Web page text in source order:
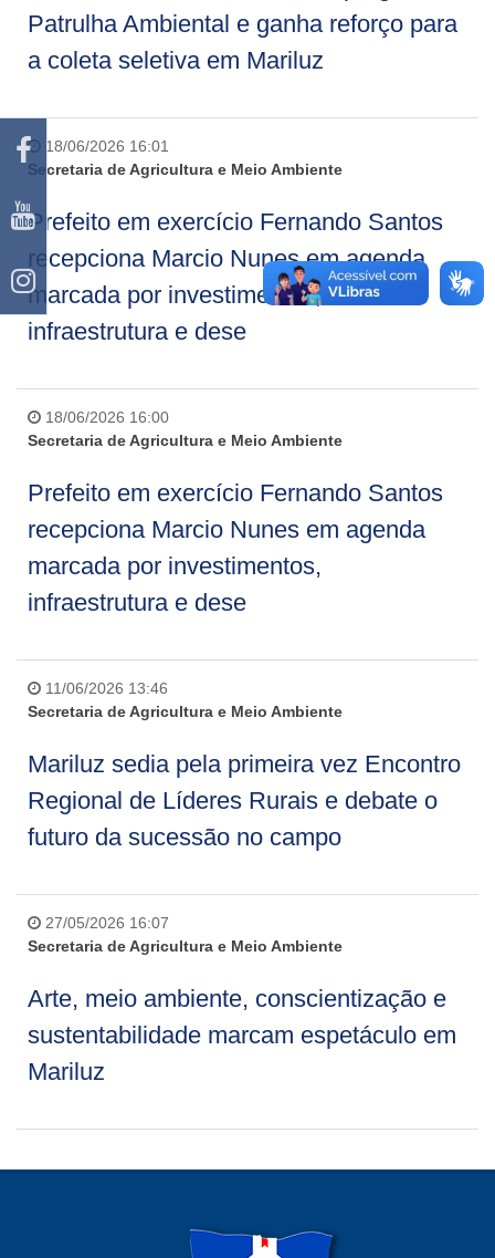
Patrulha Ambiental e ganha reforço para
a coleta seletiva em Mariluz
18/06/2026 16:01
Secretaria de Agricultura e Meio Ambiente
Prefeito em exercício Fernando Santos
recepciona Marcio Nunes em agenda
marcada por investimentos,
infraestrutura e dese
18/06/2026 16:00
Secretaria de Agricultura e Meio Ambiente
Prefeito em exercício Fernando Santos
recepciona Marcio Nunes em agenda
marcada por investimentos,
infraestrutura e dese
11/06/2026 13:46
Secretaria de Agricultura e Meio Ambiente
Mariluz sedia pela primeira vez Encontro
Regional de Líderes Rurais e debate o
futuro da sucessão no campo
27/05/2026 16:07
Secretaria de Agricultura e Meio Ambiente
Arte, meio ambiente, conscientização e
sustentabilidade marcam espetáculo em
Mariluz